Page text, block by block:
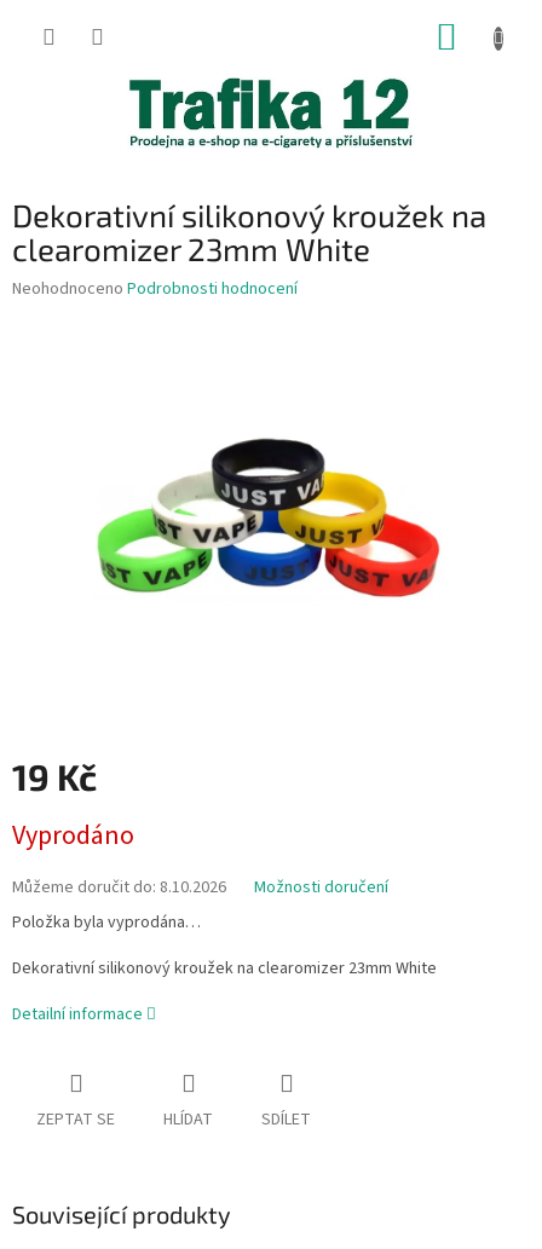
Dekorativní silikonový kroužek na
clearomizer 23mm White
Průměrné
Neohodnoceno Podrobnosti hodnocení
19 Kč
cena:
Vyprodáno
Můžeme doručit do: 8.10.2026
Možnosti doručení
Položka byla vyprodána…
Dekorativní silikonový kroužek na clearomizer 23mm White
Detailní informace
ZEPTAT SE HLÍDAT SDÍLET
Související produkty